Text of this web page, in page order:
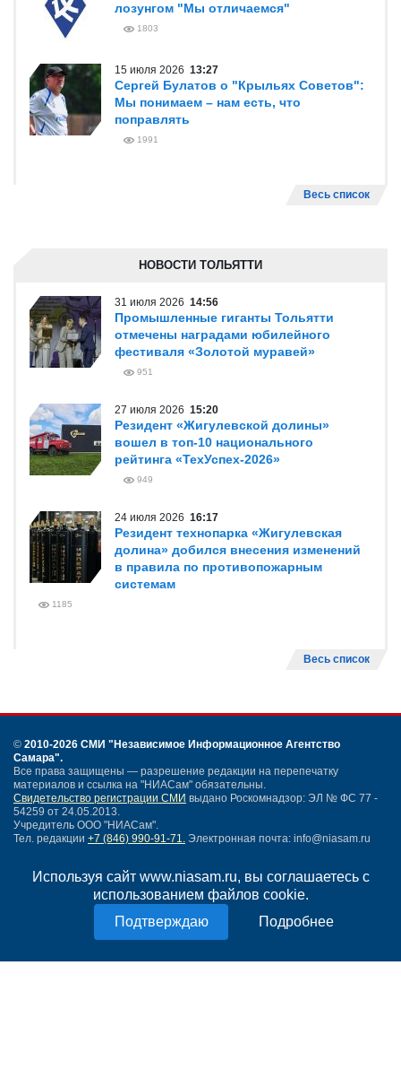
Используя сайт www.niasam.ru, вы соглашаетесь с
использованием файлов cookie.
Подробнее
лозунгом "Мы отличаемся"
1803
15 июля 2026 13:27
Сергей Булатов о "Крыльях Советов":
Мы понимаем – нам есть, что
поправлять
1991
Весь список
НОВОСТИ ТОЛЬЯТТИ
31 июля 2026 14:56
Промышленные гиганты Тольятти
отмечены наградами юбилейного
фестиваля «Золотой муравей»
951
27 июля 2026 15:20
Резидент «Жигулевской долины»
вошел в топ-10 национального
рейтинга «ТехУспех-2026»
949
24 июля 2026 16:17
Резидент технопарка «Жигулевская
долина» добился внесения изменений
в правила по противопожарным
системам
1185
Весь список
© 2010-2026 СМИ "Независимое Информационное Агентство
Самара".
Все права защищены — разрешение редакции на перепечатку
материалов и ссылка на "НИАСам" обязательны.
Свидетельство регистрации СМИ выдано Роскомнадзор: ЭЛ № ФС 77 -
54259 от 24.05.2013.
Учредитель ООО "НИАСам".
Тел. редакции +7 (846) 990-91-71. Электронная почта: info@niasam.ru
Карта сайта
Нашли ошибку?
Политика конфиденциальности
Согласие на обработку персональных данных